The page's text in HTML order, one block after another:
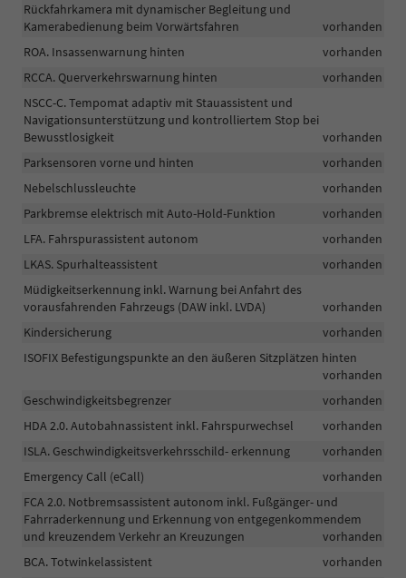
Rückfahrkamera mit dynamischer Begleitung und
Kamerabedienung beim Vorwärtsfahren
vorhanden
ROA. Insassenwarnung hinten
vorhanden
RCCA. Querverkehrswarnung hinten
vorhanden
NSCC-C. Tempomat adaptiv mit Stauassistent und
Navigationsunterstützung und kontrolliertem Stop bei
Bewusstlosigkeit
vorhanden
Parksensoren vorne und hinten
vorhanden
Nebelschlussleuchte
vorhanden
Parkbremse elektrisch mit Auto-Hold-Funktion
vorhanden
LFA. Fahrspurassistent autonom
vorhanden
LKAS. Spurhalteassistent
vorhanden
Müdigkeitserkennung inkl. Warnung bei Anfahrt des
vorausfahrenden Fahrzeugs (DAW inkl. LVDA)
vorhanden
Kindersicherung
vorhanden
ISOFIX Befestigungspunkte an den äußeren Sitzplätzen hinten
vorhanden
Geschwindigkeitsbegrenzer
vorhanden
HDA 2.0. Autobahnassistent inkl. Fahrspurwechsel
vorhanden
ISLA. Geschwindigkeitsverkehrsschild- erkennung
vorhanden
Emergency Call (eCall)
vorhanden
FCA 2.0. Notbremsassistent autonom inkl. Fußgänger- und
Fahrraderkennung und Erkennung von entgegenkommendem
und kreuzendem Verkehr an Kreuzungen
vorhanden
BCA. Totwinkelassistent
vorhanden